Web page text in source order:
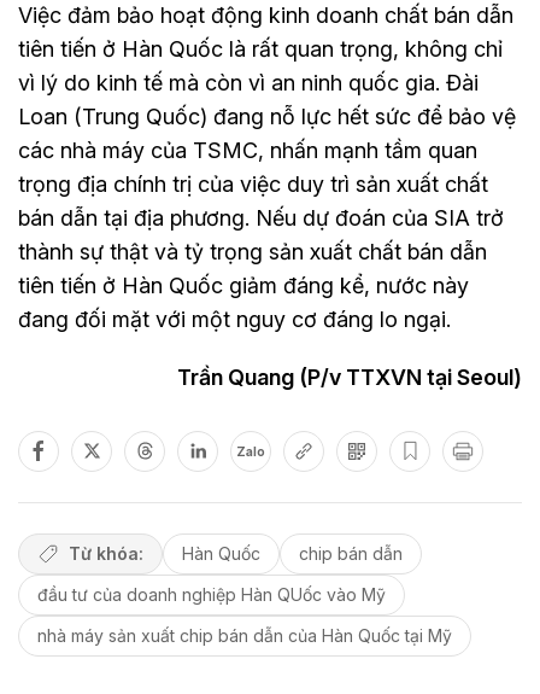
Việc đảm bảo hoạt động kinh doanh chất bán dẫn
tiên tiến ở Hàn Quốc là rất quan trọng, không chỉ
vì lý do kinh tế mà còn vì an ninh quốc gia. Đài
Loan (Trung Quốc) đang nỗ lực hết sức để bảo vệ
các nhà máy của TSMC, nhấn mạnh tầm quan
trọng địa chính trị của việc duy trì sản xuất chất
bán dẫn tại địa phương. Nếu dự đoán của SIA trở
thành sự thật và tỷ trọng sản xuất chất bán dẫn
tiên tiến ở Hàn Quốc giảm đáng kể, nước này
đang đối mặt với một nguy cơ đáng lo ngại.
Trần Quang (P/v TTXVN tại Seoul)
Zalo
Từ khóa: Hàn Quốc
chip bán dẫn
đầu tư của doanh nghiệp Hàn QUốc vào Mỹ
nhà máy sản xuất chip bán dẫn của Hàn Quốc tại Mỹ